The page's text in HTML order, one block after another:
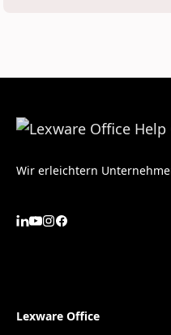
Wir erleichtern
Lexware Office